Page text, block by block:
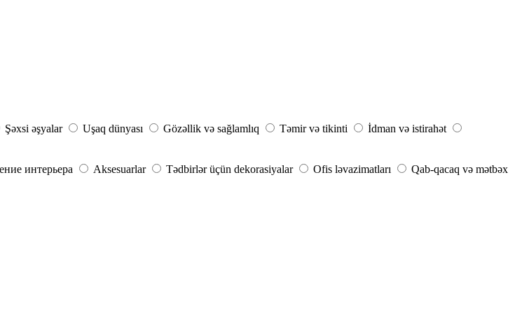
Şəxsi əşyalar Uşaq dünyası Gözəllik və sağlamlıq Təmir və tikinti
İdman və istirahət
интерьера Aksesuarlar Tədbirlər üçün dekorasiyalar Ofis ləvazimatları
Qab-qacaq və mətbəx